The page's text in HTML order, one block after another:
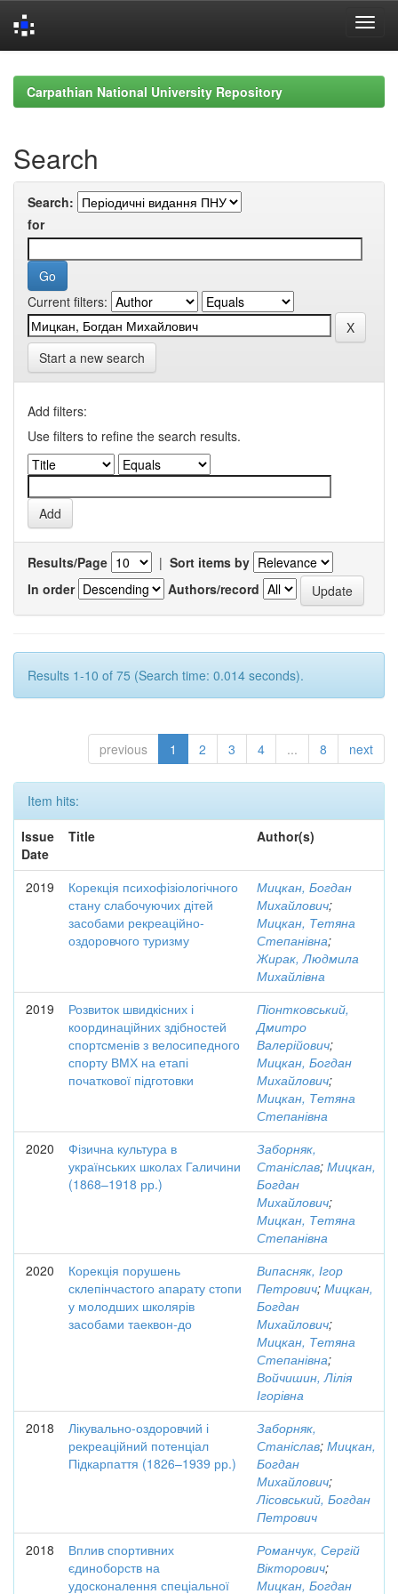
navigationCarpathian National University Repository
Search
Search:
for
Current filters:
Start a new search
Add filters:
Use filters to refine the search results.
Results/Page | Sort items by
In order
Authors/record
Results 1-10 of 75 (Search time: 0.014 seconds).
previous 1 2 3 4 ... 8 next
Item hits:
Issue
Date
Title Author(s)
2019
Корекція психофізіологічного
стану слабочуючих дітей
засобами рекреаційно-
оздоровчого туризму
Мицкан, Богдан
Михайлович;
Мицкан, Тетяна
Степанівна;
Жирак, Людмила
Михайлівна
2019
Розвиток швидкісних і
координаційних здібностей
спортсменів з велосипедного
спорту ВМХ на етапі
початкової підготовки
Піонтковський,
Дмитро
Валерійович;
Мицкан, Богдан
Михайлович;
Мицкан, Тетяна
Степанівна
2020
Фізична культура в
українських школах Галичини
(1868–1918 рр.)
Заборняк,
Станіслав; Мицкан,
Богдан
Михайлович;
Мицкан, Тетяна
Степанівна
2020
Корекція порушень
склепінчастого апарату стопи
у молодших школярів
засобами таеквон-до
Випасняк, Ігор
Петрович; Мицкан,
Богдан
Михайлович;
Мицкан, Тетяна
Степанівна;
Войчишин, Лілія
Ігорівна
2018
Лікувально-оздоровчий і
рекреаційний потенціал
Підкарпаття (1826–1939 рр.)
Заборняк,
Станіслав; Мицкан,
Богдан
Михайлович;
Лісовський, Богдан
Петрович
2018
Вплив спортивних
єдиноборств на
удосконалення спеціальної
Романчук, Сергій
Вікторович;
Мицкан, Богдан